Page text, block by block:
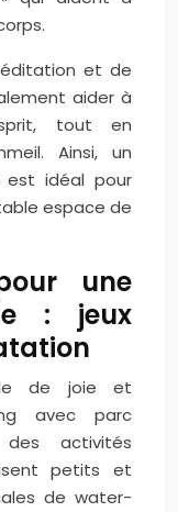
et de
aider à
tout en
Ainsi, un
est idéal pour
espace de
une
: jeux
de joie et
avec parc
activités
petits et
de water-